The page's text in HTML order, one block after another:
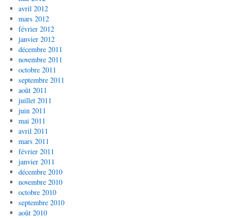
avril 2012
mars 2012
février 2012
janvier 2012
décembre 2011
novembre 2011
octobre 2011
septembre 2011
août 2011
juillet 2011
juin 2011
mai 2011
avril 2011
mars 2011
février 2011
janvier 2011
décembre 2010
novembre 2010
octobre 2010
septembre 2010
août 2010